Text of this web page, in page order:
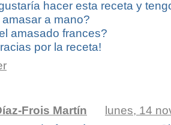
hacer esta receta y
a mano?
amasado frances?
por la receta!
Frois Martín
lunes, 14